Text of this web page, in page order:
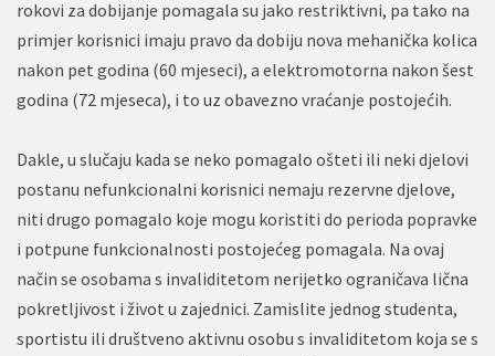
rokovi za dobijanje pomagala su jako restriktivni, pa tako na
primjer korisnici imaju pravo da dobiju nova mehanička kolica
nakon pet godina (60 mjeseci), a elektromotorna nakon šest
godina (72 mjeseca), i to uz obavezno vraćanje postojećih.
Dakle, u slučaju kada se neko pomagalo ošteti ili neki djelovi
postanu nefunkcionalni korisnici nemaju rezervne djelove,
niti drugo pomagalo koje mogu koristiti do perioda popravke
i potpune funkcionalnosti postojećeg pomagala. Na ovaj
način se osobama s invaliditetom nerijetko ograničava lična
pokretljivost i život u zajednici. Zamislite jednog studenta,
sportistu ili društveno aktivnu osobu s invaliditetom koja se s